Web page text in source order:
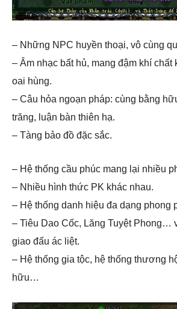
– Những NPC huyền thoại, vô cùng
– Âm nhạc bất hủ, mang đậm khí chất
oai hùng.
– Câu hỏa ngoạn pháp: cùng bằng
trăng, luận bàn thiên hạ.
– Tàng bảo đồ đặc sắc.
– Hệ thống cầu phúc mang lại nhiều
– Nhiều hình thức PK khác nhau.
– Hệ thống danh hiệu đa dạng phong
– Tiêu Dao Cốc, Lăng Tuyệt Phong…
giao đấu ác liệt.
– Hệ thống gia tộc, hệ thống thương
hữu…